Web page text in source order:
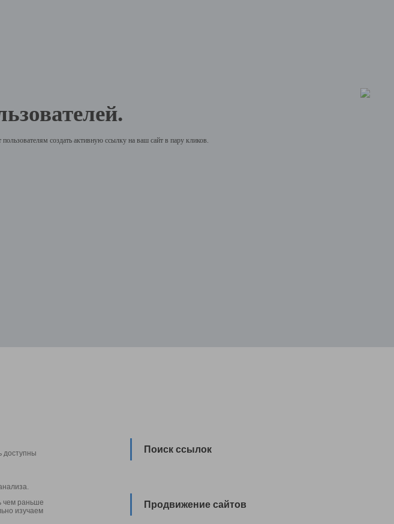
создать активную ссылку на ваш сайт в пару кликов.
доступны
чем раньше
изучаем
Поиск ссылок
Продвижение сайтов